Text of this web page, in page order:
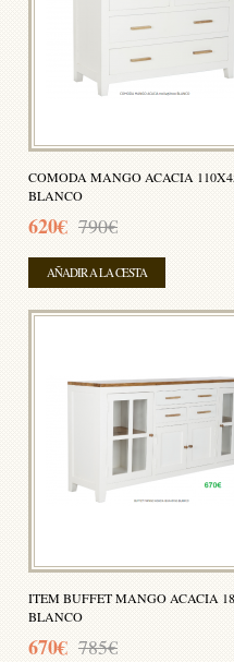
COMODA MANGO ACACIA
BLANCO
620€ 790€
AÑADIR A LA CESTA
ITEM BUFFET MANGO ACACIA
BLANCO
670€ 785€